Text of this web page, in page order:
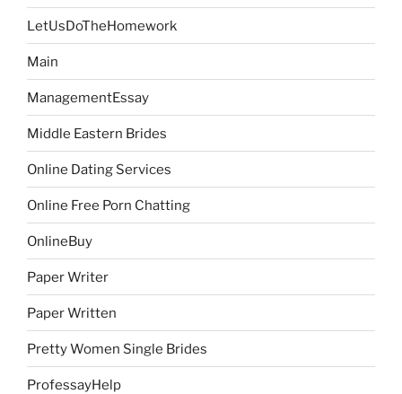
LetUsDoTheHomework
Main
ManagementEssay
Middle Eastern Brides
Online Dating Services
Online Free Porn Chatting
OnlineBuy
Paper Writer
Paper Written
Pretty Women Single Brides
ProfessayHelp